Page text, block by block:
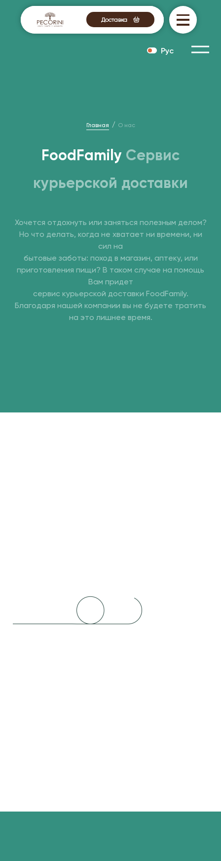
Доставка
Рус
Главная О нас
FoodFamily Сервис
курьерской доставки
Хочется отдохнуть или заняться полезным делом?
Но что делать, когда не хватает ни времени, ни
сил на
бытовые заботы: поход в магазин, аптеку, или
приготовления пищи? В таком случае на помощь
Вам придет
сервис курьерской доставки FoodFamily.
Благодаря нашей компании вы не будете тратить
на это лишнее время.